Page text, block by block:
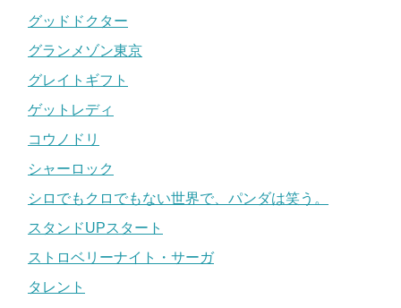
グッドドクター
グランメゾン東京
グレイトギフト
ゲットレディ
コウノドリ
シャーロック
シロでもクロでもない世界で、パンダは笑う。
スタンドUPスタート
ストロベリーナイト・サーガ
タレント